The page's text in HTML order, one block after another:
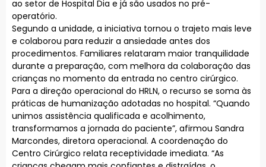
ao setor de Hospital Dia e já são usados no pré-
operatório.
Segundo a unidade, a iniciativa tornou o trajeto mais leve
e colaborou para reduzir a ansiedade antes dos
procedimentos. Familiares relataram maior tranquilidade
durante a preparação, com melhora da colaboração das
crianças no momento da entrada no centro cirúrgico.
Para a direção operacional do HRLN, o recurso se soma às
práticas de humanização adotadas no hospital. “Quando
unimos assistência qualificada e acolhimento,
transformamos a jornada do paciente”, afirmou Sandra
Marcondes, diretora operacional. A coordenação do
Centro Cirúrgico relata receptividade imediata. “As